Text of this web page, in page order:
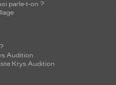
parle-t-on ?
Audition
Krys Audition